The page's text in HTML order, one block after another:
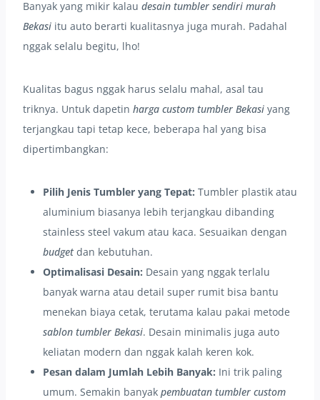
Banyak yang mikir kalau desain tumbler sendiri murah
Bekasi itu auto berarti kualitasnya juga murah. Padahal
nggak selalu begitu, lho!
Kualitas bagus nggak harus selalu mahal, asal tau
triknya. Untuk dapetin harga custom tumbler Bekasi yang
terjangkau tapi tetap kece, beberapa hal yang bisa
dipertimbangkan:
Pilih Jenis Tumbler yang Tepat: Tumbler plastik atau
aluminium biasanya lebih terjangkau dibanding
stainless steel vakum atau kaca. Sesuaikan dengan
budgetdan kebutuhan.
Optimalisasi Desain: Desain yang nggak terlalu
banyak warna atau detail super rumit bisa bantu
menekan biaya cetak, terutama kalau pakai metode
sablon tumbler Bekasi. Desain minimalis juga auto
keliatan modern dan nggak kalah keren kok.
Pesan dalam Jumlah Lebih Banyak: Ini trik paling
umum. Semakin banyak pembuatan tumbler custom